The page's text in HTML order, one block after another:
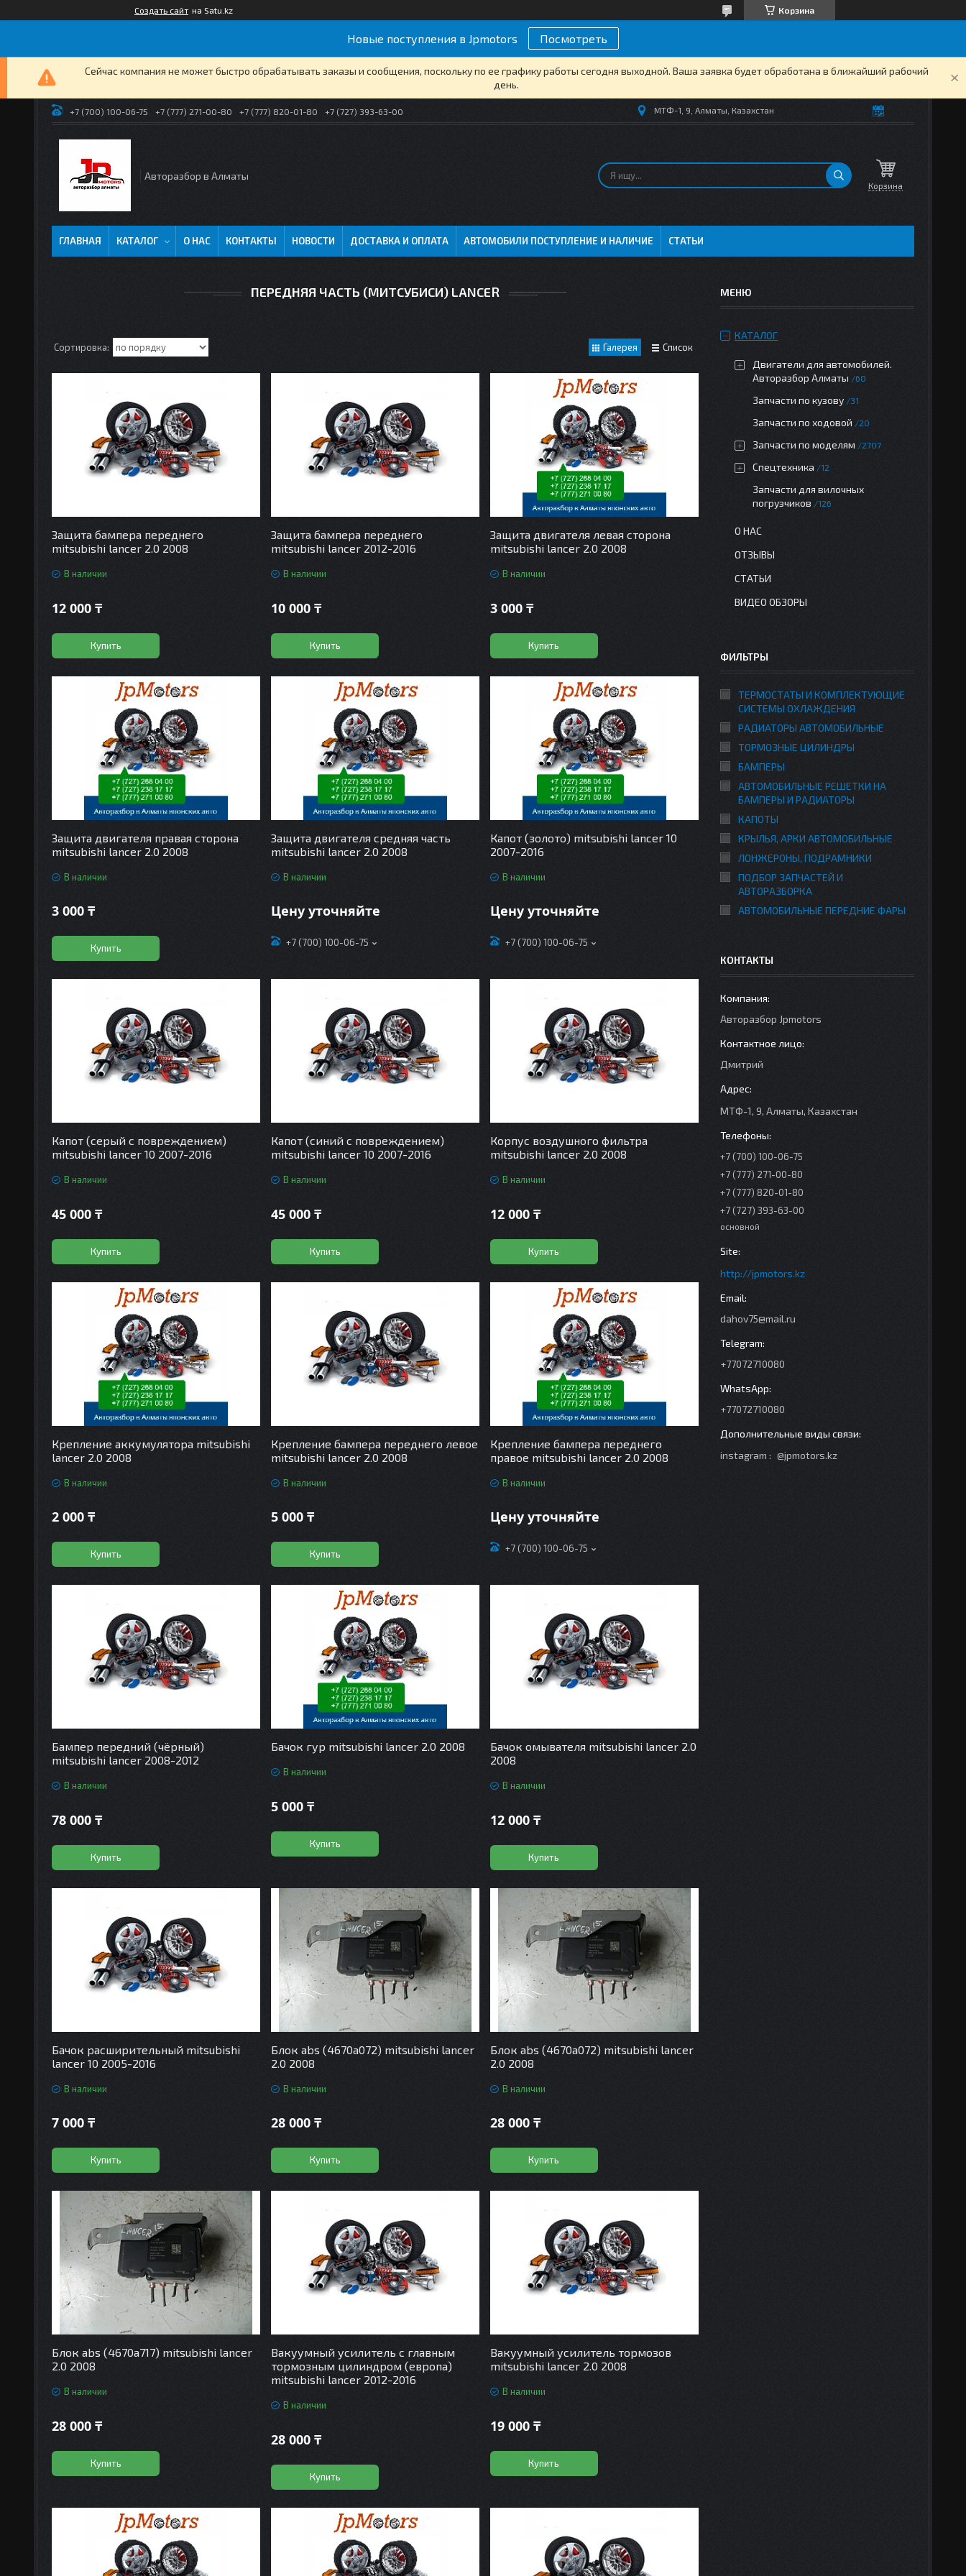
Создать сайт на Satu.kz Корзина
Новые поступления в Jpmotors Посмотреть
Сейчас компания не может быстро обрабатывать заказы и сообщения, поскольку по ее графику работы сегодня выходной. Ваша заявка будет обработана в ближайший рабочий
день.
+7 (700) 100-06-75 +7 (777) 271-00-80 +7 (777) 820-01-80 +7 (727) 393-63-00 МТФ-1, 9, Алматы, Казахстан
Авторазбор в Алматы
Корзина
ГЛАВНАЯ КАТАЛОГ О НАС КОНТАКТЫ НОВОСТИ ДОСТАВКА И ОПЛАТА АВТОМОБИЛИ ПОСТУПЛЕНИЕ И НАЛИЧИЕ СТАТЬИ
ПЕРЕДНЯЯ ЧАСТЬ (МИТСУБИСИ) LANCER
Галерея Список
Защита бампера переднего
mitsubishi lancer 2.0 2008
В наличии
12 000 ₸
Купить
Защита бампера переднего
mitsubishi lancer 2012-2016
В наличии
10 000 ₸
Купить
Защита двигателя левая сторона
mitsubishi lancer 2.0 2008
В наличии
3 000 ₸
Купить
Защита двигателя правая сторона
mitsubishi lancer 2.0 2008
В наличии
3 000 ₸
Купить
Защита двигателя средняя часть
mitsubishi lancer 2.0 2008
В наличии
Цену уточняйте
+7 (700) 100-06-75
Капот (золото) mitsubishi lancer 10
2007-2016
В наличии
Цену уточняйте
+7 (700) 100-06-75
Капот (серый с повреждением)
mitsubishi lancer 10 2007-2016
В наличии
45 000 ₸
Купить
Капот (синий с повреждением)
mitsubishi lancer 10 2007-2016
В наличии
45 000 ₸
Купить
Корпус воздушного фильтра
mitsubishi lancer 2.0 2008
В наличии
12 000 ₸
Купить
Крепление аккумулятора mitsubishi
lancer 2.0 2008
В наличии
2 000 ₸
Купить
Крепление бампера переднего левое
mitsubishi lancer 2.0 2008
В наличии
5 000 ₸
Купить
Крепление бампера переднего
правое mitsubishi lancer 2.0 2008
В наличии
Цену уточняйте
+7 (700) 100-06-75
Бампер передний (чёрный)
mitsubishi lancer 2008-2012
В наличии
78 000 ₸
Купить
Бачок гур mitsubishi lancer 2.0 2008
В наличии
5 000 ₸
Купить
Бачок омывателя mitsubishi lancer 2.0
2008
В наличии
12 000 ₸
Купить
Бачок расширительный mitsubishi
lancer 10 2005-2016
В наличии
7 000 ₸
Купить
Блок abs (4670a072) mitsubishi lancer
2.0 2008
В наличии
28 000 ₸
Купить
Блок abs (4670a072) mitsubishi lancer
2.0 2008
В наличии
28 000 ₸
Купить
Блок abs (4670a717) mitsubishi lancer
2.0 2008
В наличии
28 000 ₸
Купить
Вакуумный усилитель с главным
тормозным цилиндром (европа)
mitsubishi lancer 2012-2016
В наличии
28 000 ₸
Купить
Вакуумный усилитель тормозов
mitsubishi lancer 2.0 2008
В наличии
19 000 ₸
Купить
КАТАЛОГ
Двигатели для автомобилей.
Авторазбор Алматы
60
Запчасти по кузову 31
Запчасти по ходовой 20
Запчасти по моделям 2707
Спецтехника 12
Запчасти для вилочных
погрузчиков
126
О НАС
ОТЗЫВЫ
СТАТЬИ
ВИДЕО ОБЗОРЫ
ФИЛЬТРЫ
ТЕРМОСТАТЫ И КОМПЛЕКТУЮЩИЕ
СИСТЕМЫ ОХЛАЖДЕНИЯ
РАДИАТОРЫ АВТОМОБИЛЬНЫЕ
ТОРМОЗНЫЕ ЦИЛИНДРЫ
БАМПЕРЫ
АВТОМОБИЛЬНЫЕ РЕШЕТКИ НА
БАМПЕРЫ И РАДИАТОРЫ
КАПОТЫ
КРЫЛЬЯ, АРКИ АВТОМОБИЛЬНЫЕ
ЛОНЖЕРОНЫ, ПОДРАМНИКИ
ПОДБОР ЗАПЧАСТЕЙ И
АВТОРАЗБОРКА
АВТОМОБИЛЬНЫЕ ПЕРЕДНИЕ ФАРЫ
КОНТАКТЫ
Авторазбор Jpmotors
Дмитрий
МТФ-1, 9, Алматы, Казахстан
+7 (700) 100-06-75
+7 (777) 271-00-80
+7 (777) 820-01-80
+7 (727) 393-63-00
основной
http://jpmotors.kz
dahov75@mail.ru
+77072710080
+77072710080
instagram @jpmotors.kz